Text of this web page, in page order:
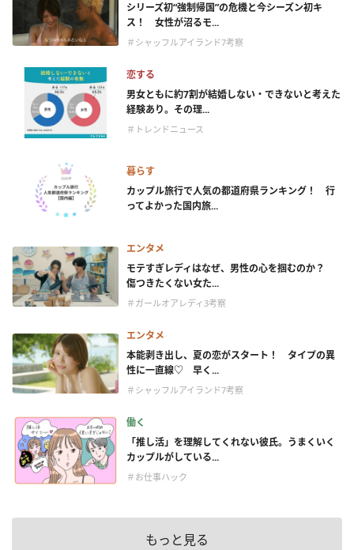
シリーズ初“強制帰国”の危機と今シーズン初キ
ス！ 女性が沼るモ...
＃シャッフルアイランド7考察
恋する
男女ともに約7割が結婚しない・できないと考えた
経験あり。その理...
＃トレンドニュース
暮らす
カップル旅行で人気の都道府県ランキング！ 行
ってよかった国内旅...
エンタメ
モテすぎレディはなぜ、男性の心を掴むのか？
傷つきたくない女た...
＃ガールオアレディ3考察
エンタメ
本能剥き出し、夏の恋がスタート！ タイプの異
性に一直線♡ 早く...
＃シャッフルアイランド7考察
働く
「推し活」を理解してくれない彼氏。うまくいく
カップルがしている...
＃お仕事ハック
もっと見る